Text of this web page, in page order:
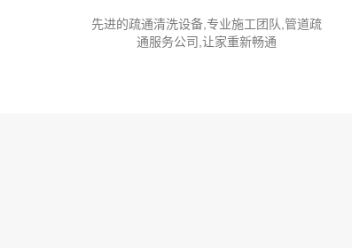
先进的疏通清洗设备,专业施工团队,管道疏
通服务公司,让家重新畅通